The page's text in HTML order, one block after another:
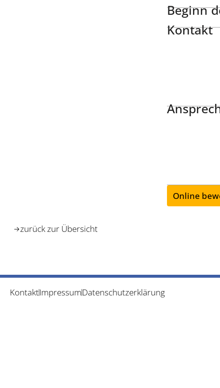
Beginn
Kontakt
Online
zurück zur Übersicht
KontaktImpressumDatenschutzerklärung